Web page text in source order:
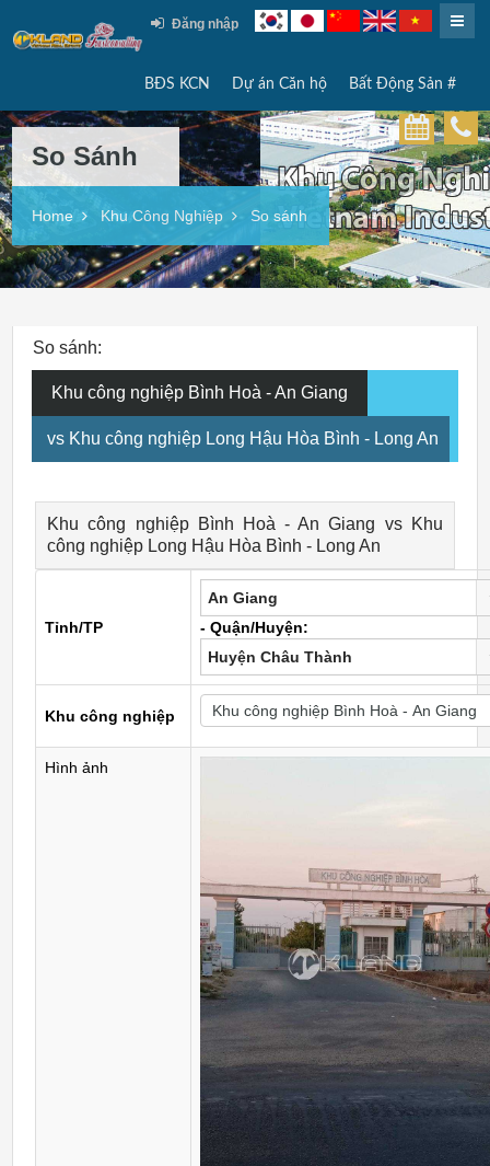
Đăng nhập
BĐS KCN Dự án Căn hộ Bất Động Sản #
So Sánh
Home Khu Công Nghiệp So sánh
So sánh:
Khu công nghiệp Bình Hoà - An Giang
vs Khu công nghiệp Long Hậu Hòa Bình - Long An
Khu công nghiệp Bình Hoà - An Giang vs Khu
công nghiệp Long Hậu Hòa Bình - Long An
Tỉnh/TP
An Giang
- Quận/Huyện:
Huyện Châu Thành
Khu công nghiệp
Hình ảnh